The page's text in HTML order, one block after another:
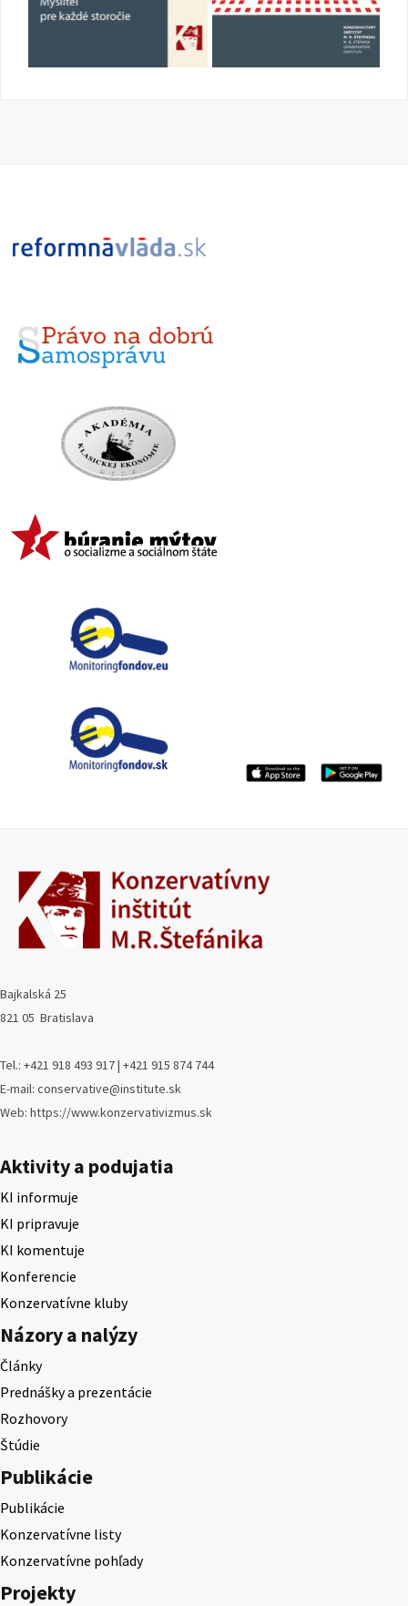
Bajkalská 25
821 05 Bratislava
Tel.: +421 918 493 917 | +421 915 874 744
E-mail: conservative@institute.sk
Web: https://www.konzervativizmus.sk
Aktivity a podujatia
KI informuje
KI pripravuje
KI komentuje
Konferencie
Konzervatívne kluby
Názory a nalýzy
Články
Prednášky a prezentácie
Rozhovory
Štúdie
Publikácie
Publikácie
Konzervatívne listy
Konzervatívne pohľady
Projekty